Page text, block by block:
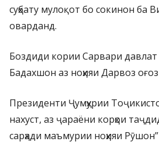
суҳбату мулоқот бо сокинон
оварданд.
Боздиди кории Сарвари
Бадахшон аз ноҳияи Дарвоз
Президенти Ҷумҳурии
нахуст, аз ҷараёни корҳои
сарҳади маъмурии ноҳияи